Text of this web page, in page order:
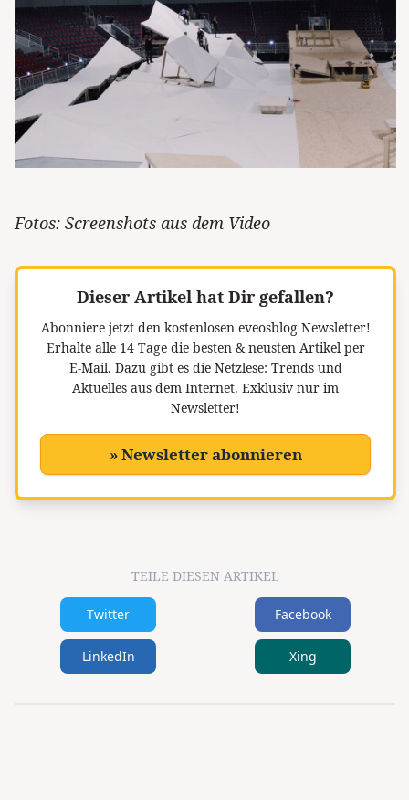
Fotos: Screenshots aus dem Video
Dieser Artikel hat Dir gefallen?
Abonniere jetzt den kostenlosen eveosblog Newsletter!
Erhalte alle 14 Tage die besten & neusten Artikel per
E-Mail. Dazu gibt es die Netzlese: Trends und
Aktuelles aus dem Internet. Exklusiv nur im
Newsletter!
» Newsletter abonnieren
TEILE DIESEN ARTIKEL
Twitter Facebook
LinkedIn Xing